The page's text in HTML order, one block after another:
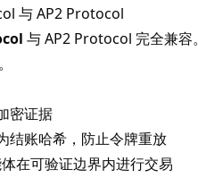
与 AP2 Protocol
与AP2 Protocol 完全兼容
密证据
结账哈希，防止令牌重放
在可验证边界内进行交易